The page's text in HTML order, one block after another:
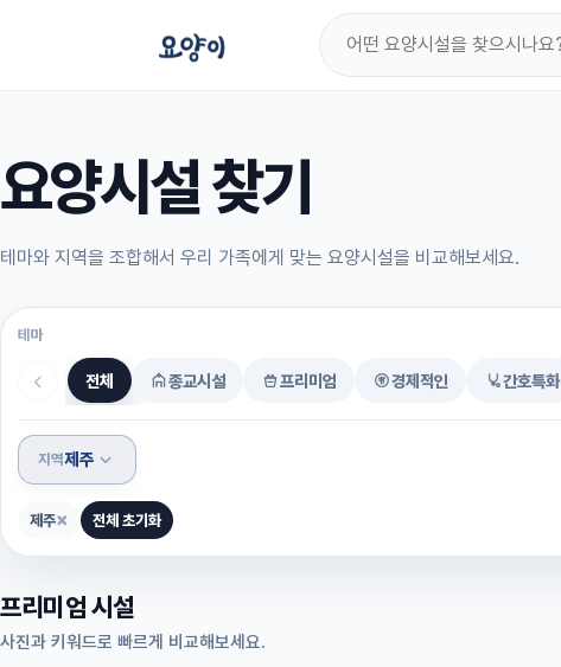
요양시설 찾기
테마와 지역을 조합해서 우리 가족에게 맞는 요양시설을 비교해보세요.
테마
전체 종교시설 프리미엄 경제적인 간호특화
지역제주
제주× 전체 초기화
프리미엄 시설
사진과 키워드로 빠르게 비교해보세요.